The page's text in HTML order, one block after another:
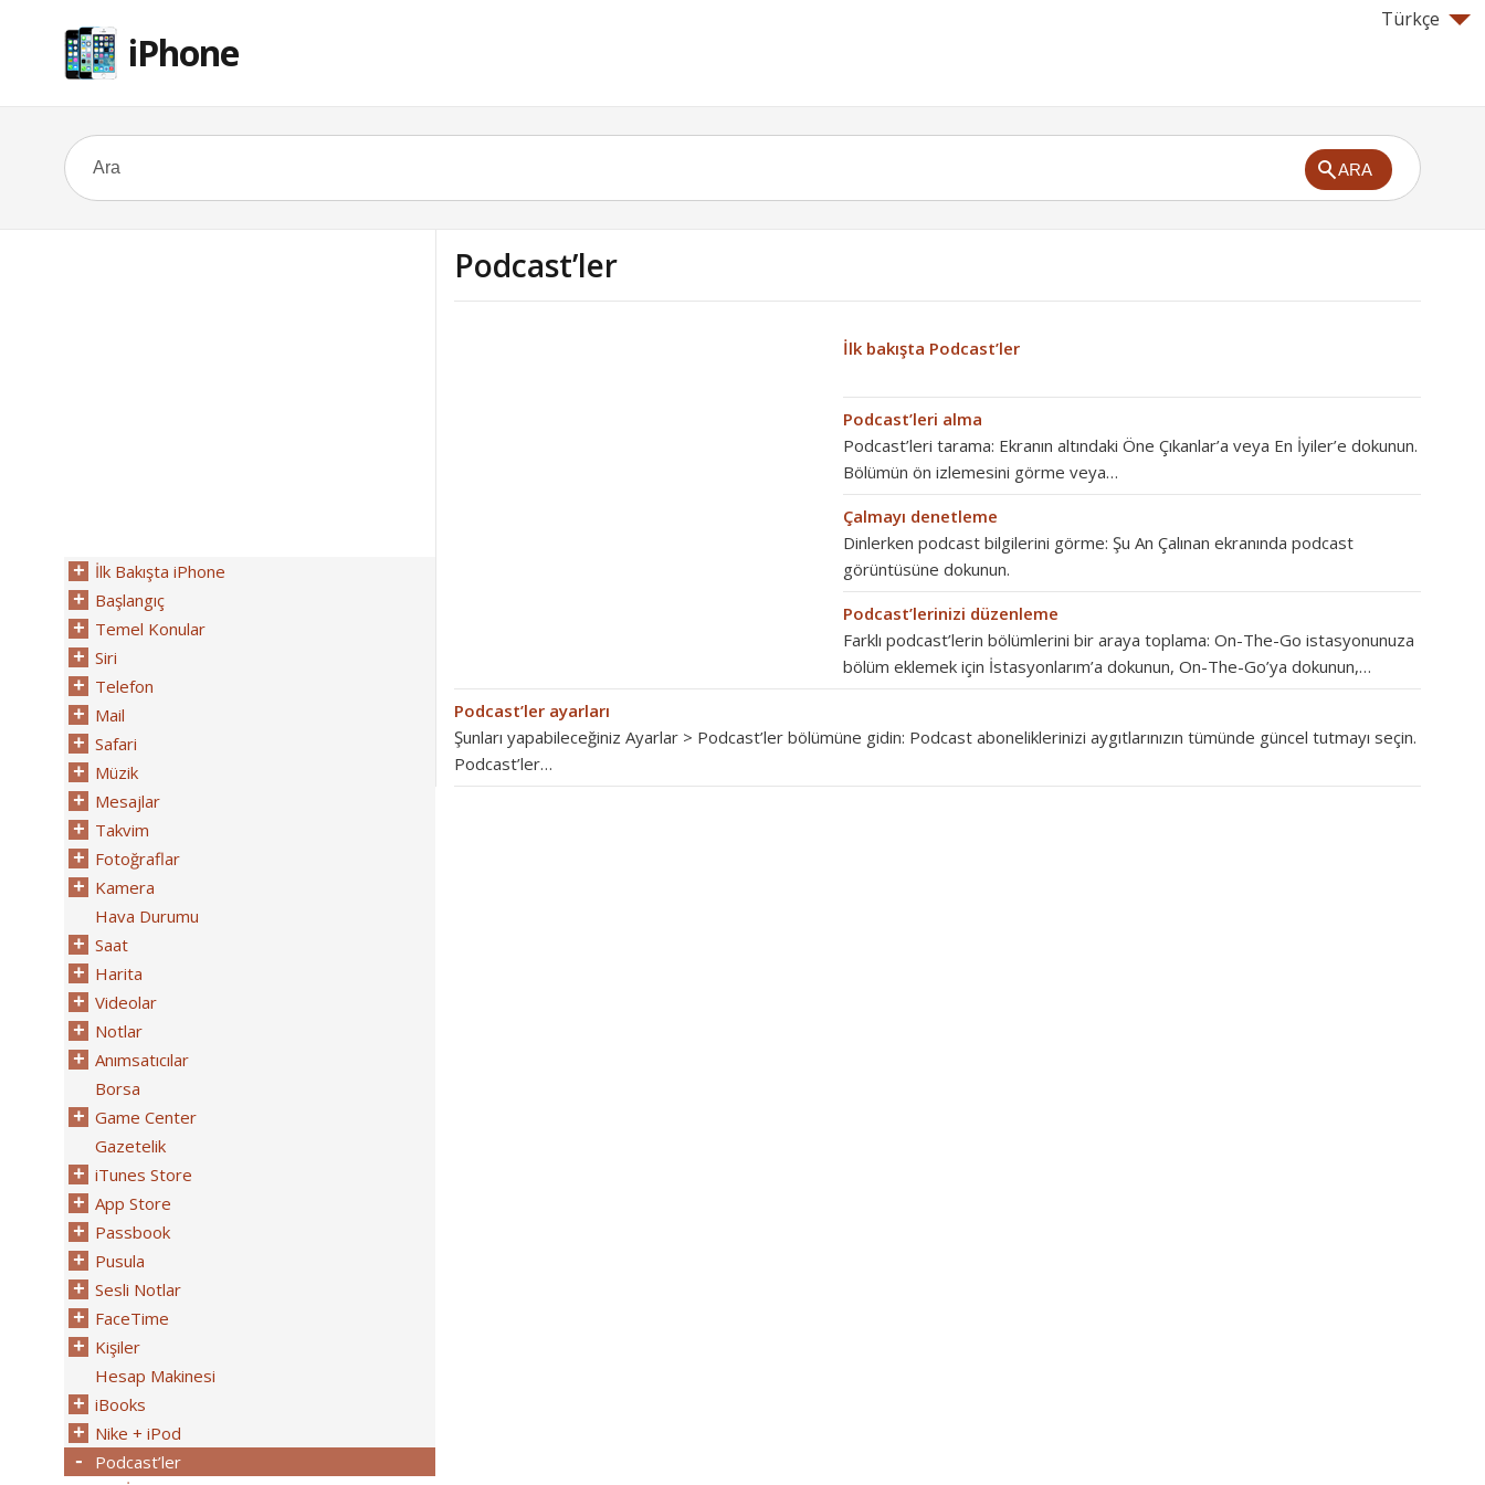
Türkçe
iPhone
ARA
Podcast’ler
İlk bakışta Podcast’ler
Podcast’leri alma
Podcast’leri tarama: Ekranın altındaki Öne Çıkanlar’a veya En İyiler’e dokunun.
Bölümün ön izlemesini görme veya…
Çalmayı denetleme
Dinlerken podcast bilgilerini görme: Şu An Çalınan ekranında podcast
görüntüsüne dokunun.
Podcast’lerinizi düzenleme
Farklı podcast’lerin bölümlerini bir araya toplama: On-The-Go istasyonunuza
bölüm eklemek için İstasyonlarım’a dokunun, On-The-Go’ya dokunun,…
Podcast’ler ayarları
Şunları yapabileceğiniz Ayarlar > Podcast’ler bölümüne gidin: Podcast aboneliklerinizi aygıtlarınızın tümünde güncel tutmayı seçin.
Podcast’ler…
İlk Bakışta iPhone
Başlangıç
Temel Konular
Siri
Telefon
Mail
Safari
Müzik
Mesajlar
Takvim
Fotoğraflar
Kamera
Hava Durumu
Saat
Harita
Videolar
Notlar
Anımsatıcılar
Borsa
Game Center
Gazetelik
iTunes Store
App Store
Passbook
Pusula
Sesli Notlar
FaceTime
Kişiler
Hesap Makinesi
iBooks
Nike + iPod
Podcast’ler